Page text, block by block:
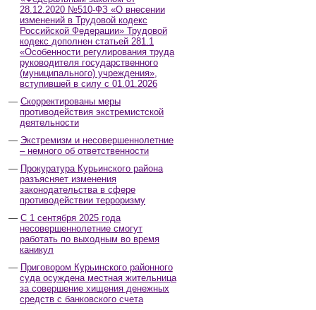
28.12.2020 №510-ФЗ «О внесении
изменений в Трудовой кодекс
Российской Федерации» Трудовой
кодекс дополнен статьей 281.1
«Особенности регулирования труда
руководителя государственного
(муниципального) учреждения»,
вступившей в силу с 01.01.2026
Скорректированы меры
противодействия экстремистской
деятельности
Экстремизм и несовершеннолетние
– немного об ответственности
Прокуратура Курьинского района
разъясняет изменения
законодательства в сфере
противодействии терроризму
С 1 сентября 2025 года
несовершеннолетние смогут
работать по выходным во время
каникул
Приговором Курьинского районного
суда осуждена местная жительница
за совершение хищения денежных
средств с банковского счета